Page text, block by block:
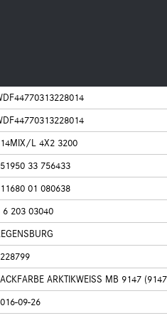
L 4X2 3200
33 756433
01 080638
6 203 03040
ARKTIKWEISS MB 9147
09-26